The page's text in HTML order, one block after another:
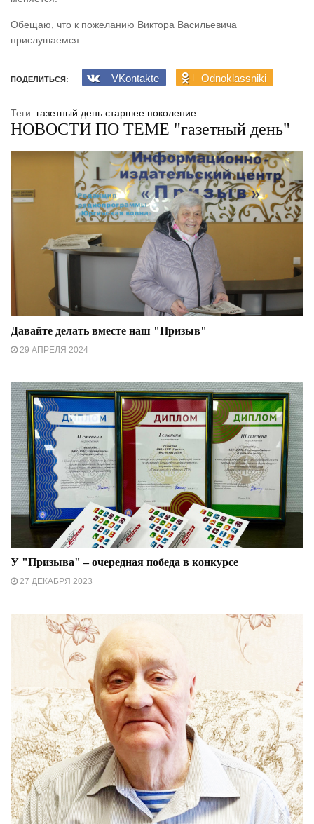
Обещаю, что к пожеланию Виктора Васильевича
прислушаемся.
ПОДЕЛИТЬСЯ: VKontakte Odnoklassniki
Теги: газетный день старшее поколение
НОВОСТИ ПО ТЕМЕ "газетный день"
Давайте делать вместе наш "Призыв"
29 АПРЕЛЯ 2024
У "Призыва" – очередная победа в конкурсе
27 ДЕКАБРЯ 2023